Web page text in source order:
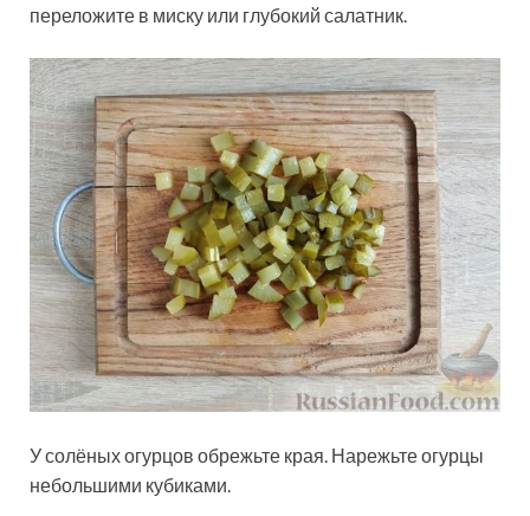
переложите в миску или глубокий салатник.
У солёных огурцов обрежьте края. Нарежьте огурцы
небольшими кубиками.